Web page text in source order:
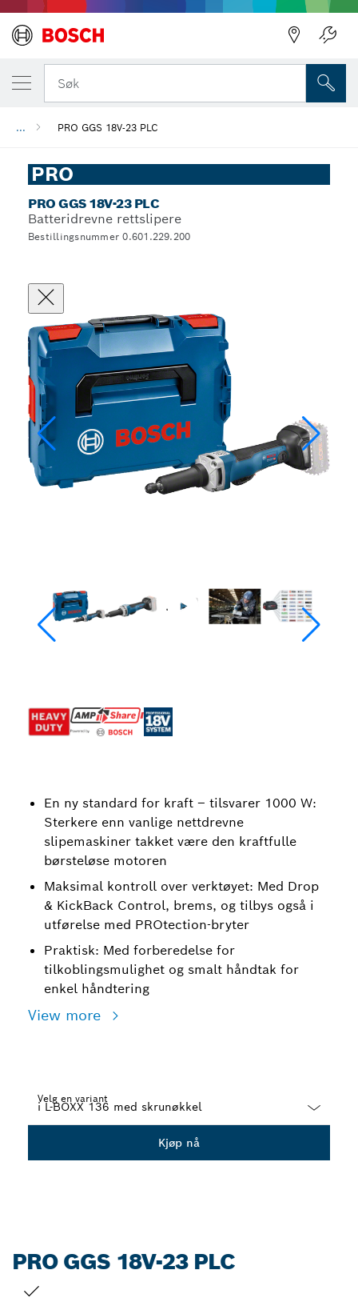
Søk
... PRO GGS 18V-23 PLC
PRO
PRO GGS 18V-23 PLC
Batteridrevne rettslipere
Bestillingsnummer 0.601.229.200
En ny standard for kraft – tilsvarer 1000 W:
Sterkere enn vanlige nettdrevne
slipemaskiner takket være den kraftfulle
børsteløse motoren
Maksimal kontroll over verktøyet: Med Drop
& KickBack Control, brems, og tilbys også i
utførelse med PROtection-bryter
Praktisk: Med forberedelse for
tilkoblingsmulighet og smalt håndtak for
enkel håndtering
View more
Velg en variant
Kjøp nå
PRO GGS 18V-23 PLC